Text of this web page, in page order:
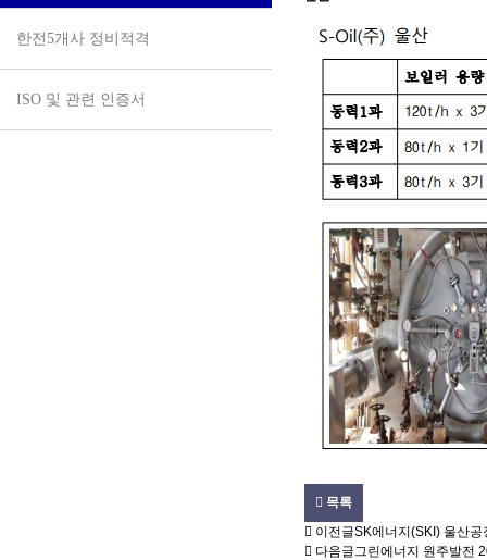
한전5개사 정비적격
ISO 및 관련 인증서
목록
이전글SK에너지(SKI) 울산공
다음글그린에너지 원주발전